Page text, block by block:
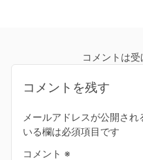
コメントは受
コメントを残す
メールアドレスが公開され
いる欄は必須項目です
コメント ※